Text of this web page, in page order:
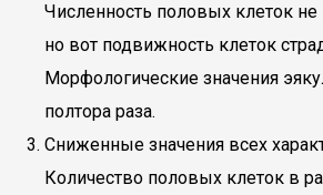
Численность половых клеток
но вот подвижность клеток
Морфологические значения
полтора раза.
Сниженные значения всех
Количество половых клеток в